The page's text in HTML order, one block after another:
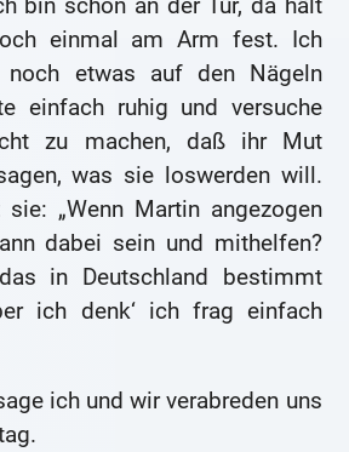
bin schon an der Tür, da hält
einmal am Arm fest. Ich
etwas auf den Nägeln
einfach ruhig und versuche
zu machen, daß ihr Mut
was sie loswerden will.
„Wenn Martin angezogen
dabei sein und mithelfen?
in Deutschland bestimmt
ich denk‘ ich frag einfach
ich und wir verabreden uns